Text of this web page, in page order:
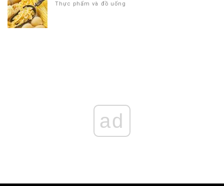
Thực phẩm và đồ uống
ad